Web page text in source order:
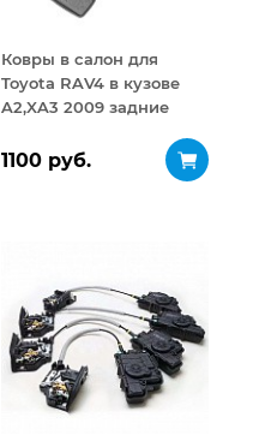
Ковры в салон для
Toyota RAV4 в кузове
A2,XA3 2009 задние
1100 руб.